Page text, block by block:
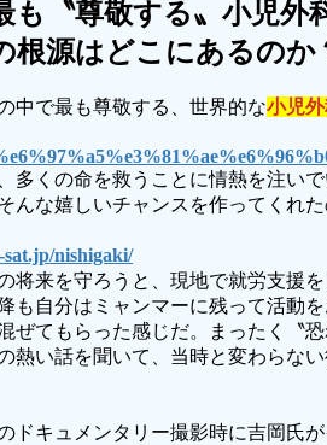
も〝尊敬する〟小児
根源はどこにあるのか
中で最も尊敬する、世界的な小児
多くの命を救うことに情熱を注い
んな嬉しいチャンスを作ってくれ
nishigaki/
将来を守ろうと、現地で就労支援
も自分はミャンマーに残って活動
てもらった感じだ。まったく〝恐
い話を聞いて、当時と変わらない
ドキュメンタリー撮影時に吉岡氏